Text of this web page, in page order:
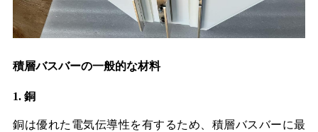
積層バスバーの一般的な材料
1. 銅
銅は優れた電気伝導性を有するため、積層バスバーに最